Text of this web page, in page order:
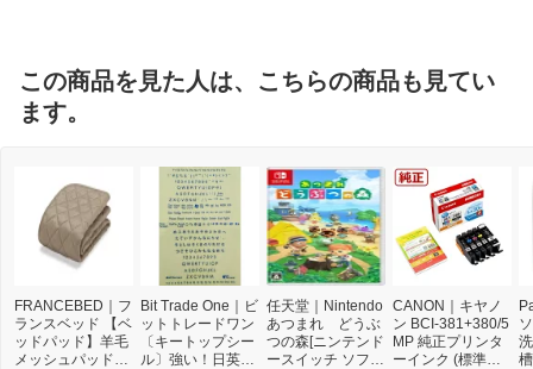
この商品を見た人は、こちらの商品も見てい
ます。
FRANCEBED｜フ
ランスベッド 【ベ
ッドパッド】羊毛
メッシュパッド
Bit Trade One｜ビ
ットトレードワン
〔キートップシー
ル〕強い！日英対
任天堂｜Nintendo
あつまれ どうぶ
つの森[ニンテンド
ースイッチ ソフ
CANON｜キヤノ
ン BCI-381+380/5
MP 純正プリンタ
ーインク (標準容